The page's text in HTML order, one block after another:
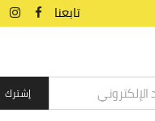
تابعنا